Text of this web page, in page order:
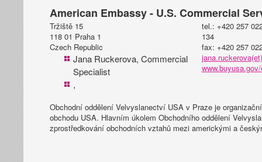
American Embassy - U.S. Commercial
Tržiště 15
118 01 Praha 1
Czech Republic
Jana Ruckerova, Commercial
Specialist
,
tel.: +420 257
134
fax: +420 257
Obchodní oddělení Velvyslanectví USA v Praze je
obchodu USA. Hlavním úkolem Obchodního oddělení
zprostředkování obchodních vztahů mezi americkými a